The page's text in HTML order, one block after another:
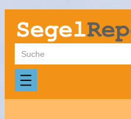
Zum
Inhalt
springen
Suchen